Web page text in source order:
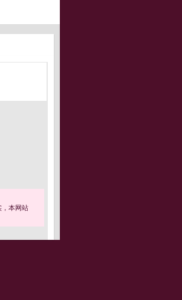
，本网站